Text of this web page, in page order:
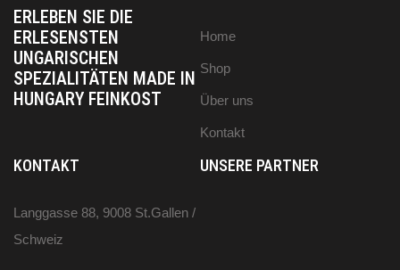
ERLEBEN SIE DIE
ERLESENSTEN
UNGARISCHEN
SPEZIALITÄTEN MADE IN
HUNGARY FEINKOST
Home
Shop
Über uns
Kontakt
KONTAKT
Langgasse 88, 9008 St.Gallen /
Schweiz
UNSERE PARTNER